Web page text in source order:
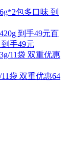
包多口味 到
百
手49元
袋 双重优惠64